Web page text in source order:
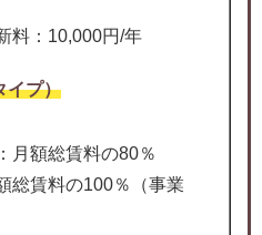
料：10,000円/年
イプ）
月額総賃料の80％
総賃料の100％（事業